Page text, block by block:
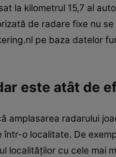
la kilometrul 15,7 al
de radare fixe nu
pe baza datelor
este atât de
amplasarea radarului
o localitate. De
localităților cu cele mai